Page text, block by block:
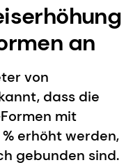
an
von
dass die
mit
erhöht werden,
gebunden sind.